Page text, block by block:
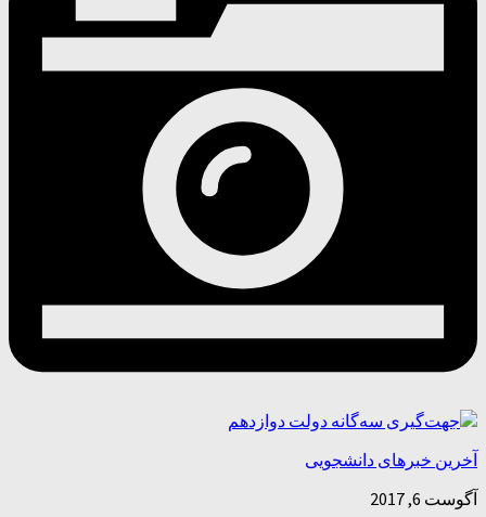
آخرین خبرهای دانشجویی
آگوست 6, 2017